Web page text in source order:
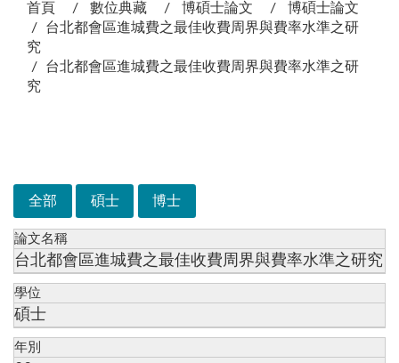
首頁 數位典藏 博碩士論文
博碩士論文
台北都會區進城費之最佳收費周界與費率水準之研
究
台北都會區進城費之最佳收費周界與費率水準之研
究
全部 碩士 博士
論文名稱
台北都會區進城費之最佳收費周界與費率水準之研究
學位
碩士
年別